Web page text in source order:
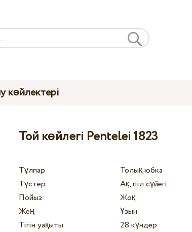
көйлектері
Той көйлегі Pentelei 1823
Тұлпар
Толық юбка
Түстер
Ақ, піл сүйегі
Пойыз
Жоқ
Жең
Ұзын
Тігін уақыты
28 күндер